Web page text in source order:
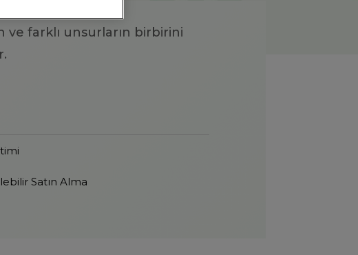
ve farklı unsurların birbirini
Satın Alma